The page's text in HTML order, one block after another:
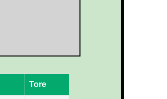
Tore